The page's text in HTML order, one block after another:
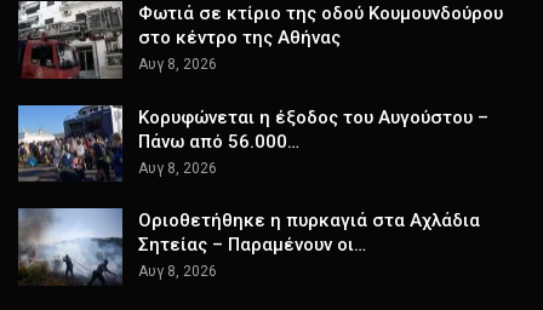
Φωτιά σε κτίριο της οδού Κουμουνδούρου
στο κέντρο της Αθήνας
Αυγ 8, 2026
Κορυφώνεται η έξοδος του Αυγούστου –
Πάνω από 56.000…
Αυγ 8, 2026
Οριοθετήθηκε η πυρκαγιά στα Αχλάδια
Σητείας – Παραμένουν οι…
Αυγ 8, 2026